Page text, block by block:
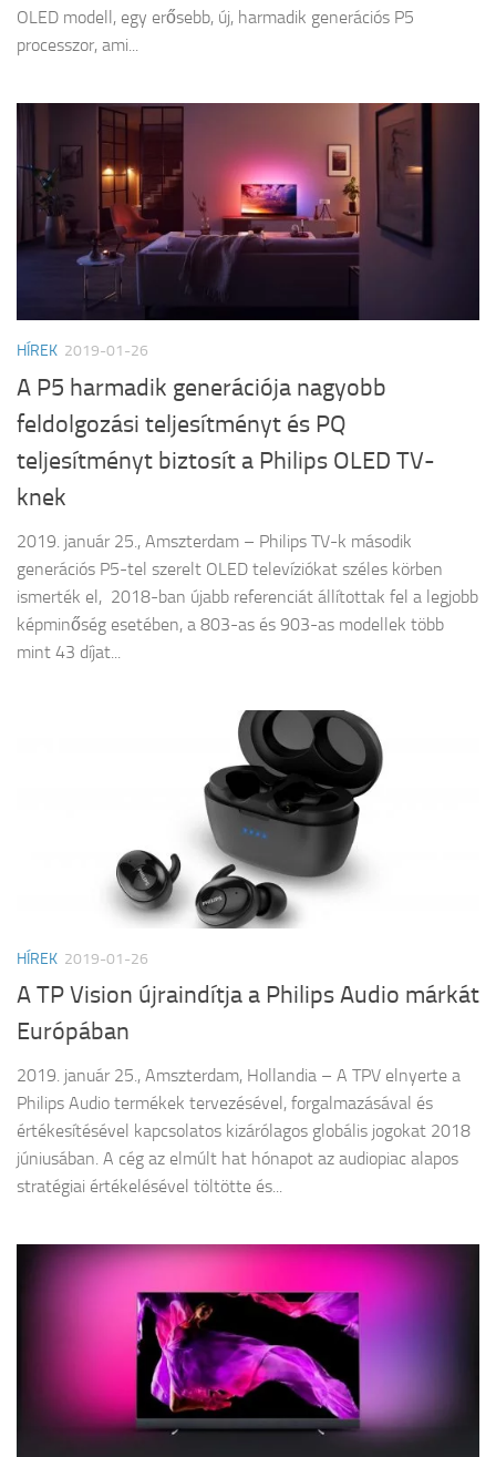
OLED modell, egy erősebb, új, harmadik generációs P5
processzor, ami...
HÍREK 2019-01-26
A P5 harmadik generációja nagyobb
feldolgozási teljesítményt és PQ
teljesítményt biztosít a Philips OLED TV-
knek
2019. január 25., Amszterdam – Philips TV-k második
generációs P5-tel szerelt OLED televíziókat széles körben
ismerték el, 2018-ban újabb referenciát állítottak fel a legjobb
képminőség esetében, a 803-as és 903-as modellek több
mint 43 díjat...
HÍREK 2019-01-26
A TP Vision újraindítja a Philips Audio márkát
Európában
2019. január 25., Amszterdam, Hollandia – A TPV elnyerte a
Philips Audio termékek tervezésével, forgalmazásával és
értékesítésével kapcsolatos kizárólagos globális jogokat 2018
júniusában. A cég az elmúlt hat hónapot az audiopiac alapos
stratégiai értékelésével töltötte és...